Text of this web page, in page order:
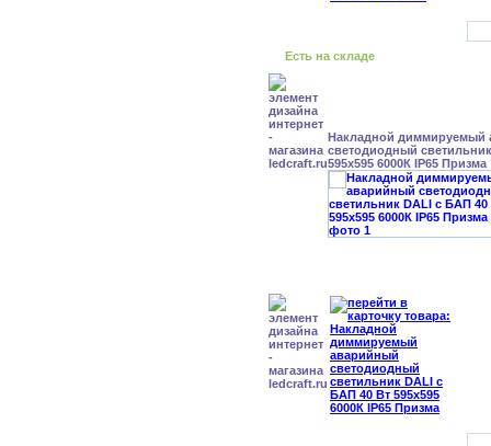
Есть на складе
Накладной диммируемый
светодиодный
595x595 6000К IP65 Призма